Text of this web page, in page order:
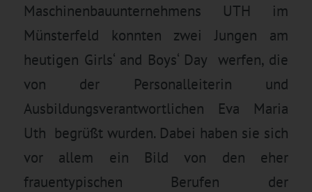
Maschinenbauunternehmens UTH im
Münsterfeld konnten zwei Jungen am
heutigen Girls‘ and Boys‘ Day werfen, die
von der Personalleiterin und
Ausbildungsverantwortlichen Eva Maria
Uth begrüßt wurden. Dabei haben sie sich
vor allem ein Bild von den eher
frauentypischen Berufen der